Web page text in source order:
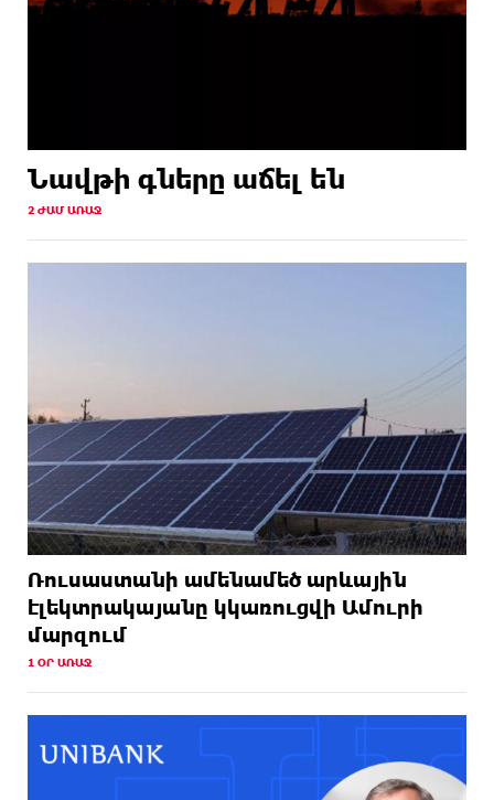
Նավթի գները աճել են
2 ԺԱՄ ԱՌԱՋ
Ռուսաստանի ամենամեծ արևային
էլեկտրակայանը կկառուցվի Ամուրի
մարզում
1 ՕՐ ԱՌԱՋ